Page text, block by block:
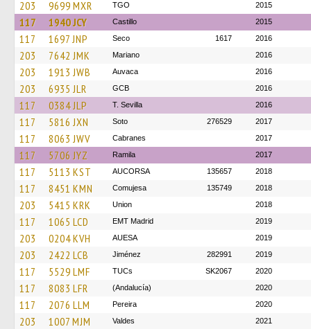
203 9699 MXR TGO 2015
117 1940 JCY Castillo 2015
117 1697 JNP Seco 1617 2016
203 7642 JMK Mariano 2016
203 1913 JWB Auvaca 2016
203 6935 JLR GCB 2016
117 0384 JLP T. Sevilla 2016
117 5816 JXN Soto 276529 2017
117 8063 JWV Cabranes 2017
117 5706 JYZ Ramila 2017
117 5113 KST AUCORSA 135657 2018
117 8451 KMN Comujesa 135749 2018
203 5415 KRK Union 2018
117 1065 LCD EMT Madrid 2019
203 0204 KVH AUESA 2019
203 2422 LCB Jiménez 282991 2019
117 5529 LMF TUCs SK2067 2020
117 8083 LFR (Andalucía) 2020
117 2076 LLM Pereira 2020
203 1007 MJM Valdes 2021